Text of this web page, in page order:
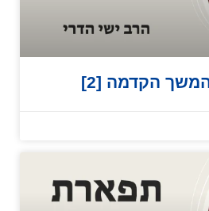
הקדמה [2]